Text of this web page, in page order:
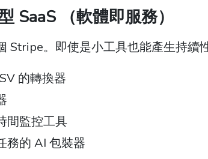
SaaS （軟體即服務）
Stripe。即使是小工具也能產生持續性
的轉換器
間監控工具
務的 AI 包裝器